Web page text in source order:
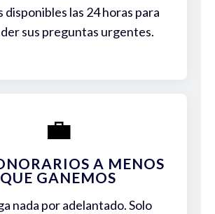
disponibles las 24 horas para
sus preguntas urgentes.
💼
A MENOS
QUE GANEMOS
nada por adelantado. Solo